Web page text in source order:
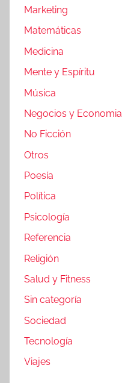
Marketing
Matemáticas
Medicina
Mente y Espíritu
Música
Negocios y Economia
No Ficción
Otros
Poesía
Política
Psicología
Referencia
Religión
Salud y Fitness
Sin categoría
Sociedad
Tecnología
Viajes